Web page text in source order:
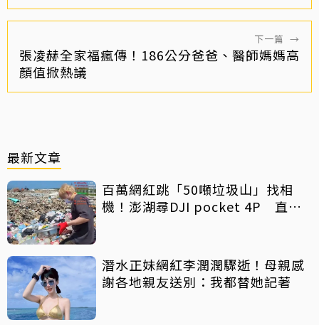
下一篇 →
張凌赫全家福瘋傳！186公分爸爸、醫師媽媽高
顏值掀熱議
最新文章
百萬網紅跳「50噸垃圾山」找相
機！澎湖尋DJI pocket 4P 直播
潛水正妹網紅李潤潤驟逝！母親感
謝各地親友送別：我都替她記著